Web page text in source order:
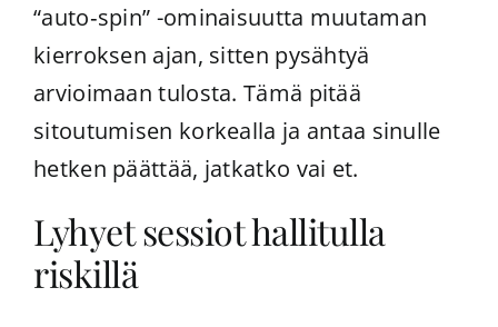
“auto‑spin” -ominaisuutta muutaman
kierroksen ajan, sitten pysähtyä
arvioimaan tulosta. Tämä pitää
sitoutumisen korkealla ja antaa sinulle
hetken päättää, jatkatko vai et.
Lyhyet sessiot hallitulla
riskillä